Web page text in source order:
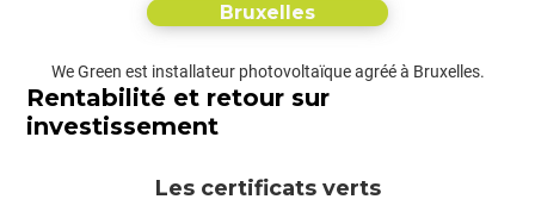
Bruxelles
We Green est installateur photovoltaïque agréé à Bruxelles.
Rentabilité et retour sur
investissement
Les certificats verts